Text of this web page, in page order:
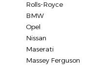
Rolls-Royce
BMW
Opel
Nissan
Maserati
Massey Ferguson